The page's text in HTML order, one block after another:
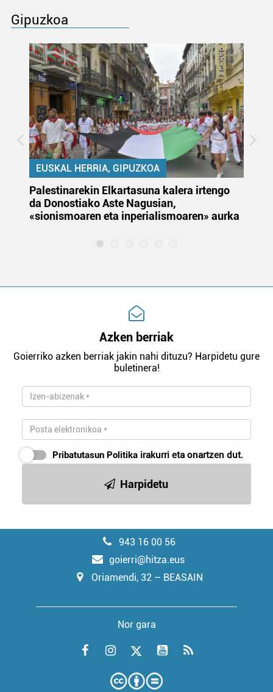
Gipuzkoa
EUSKAL HERRIA, GIPUZKOA
Palestinarekin Elkartasuna kalera irtengo
da Donostiako Aste Nagusian,
«sionismoaren eta inperialismoaren» aurka
Azken berriak
Goierriko azken berriak jakin nahi dituzu? Harpidetu gure
buletinera!
Pribatutasun Politika irakurri eta onartzen dut.
Harpidetu
943 16 00 56
goierri@hitza.eus
Oriamendi, 32 – BEASAIN
Nor gara